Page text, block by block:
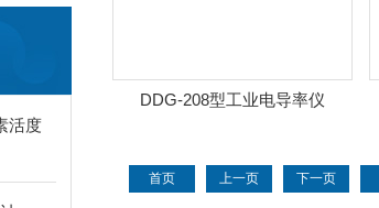
活度
DDG-208型工业电导率仪
首页 上一页 下一页